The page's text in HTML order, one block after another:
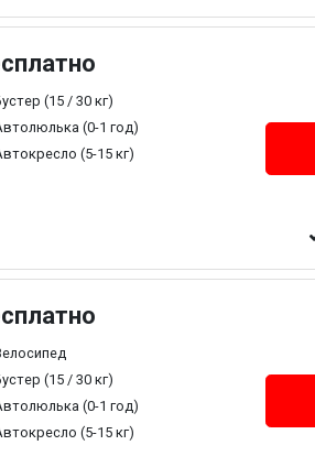
(15 / 30 кг)
(0-1 год)
(5-15 кг)
(15 / 30 кг)
(0-1 год)
(5-15 кг)